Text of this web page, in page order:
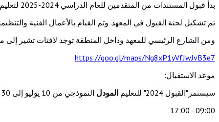
بدأ قبول المستندات من المتقدمين للعام الدراسي 2024-2025 لتعليم المودل في معهد طشقند الإسلامي إعتبارا من 10 يوليو.
تم تشكيل لجنة القبول في المعهد. وتم القيام بالأعمال الفنية
ومن الشارع الرئيسي للمعهد وداخل المنطقة توجد لافتات تشير إلى
https://goo.gl/maps/Ng8xP1yVfJwJvB3e7
موعد الاستقبال:
سيستمر"القبول 2024" للتعليم
المودل النموذجي من 10 يوليو إلى 30 يوليو من هذا العام الساعة 18:00.
09:00 - 17:00